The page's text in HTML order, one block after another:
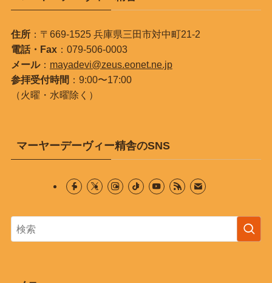
住所：〒669-1525 兵庫県三田市対中町21-2
電話・Fax：079-506-0003
メール： mayadevi@zeus.eonet.ne.jp
参拝受付時間 ：9:00〜17:00
（火曜・水曜除く）
マーヤーデーヴィー精舎のSNS